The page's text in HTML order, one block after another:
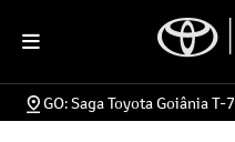
GO: Saga Toyota Goiânia T-7